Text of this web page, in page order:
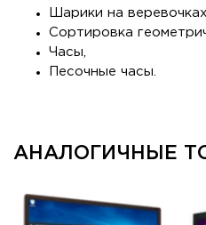
Шарики на веревочках,
Сортировка
Часы,
Песочные часы.
АНАЛОГИЧНЫЕ